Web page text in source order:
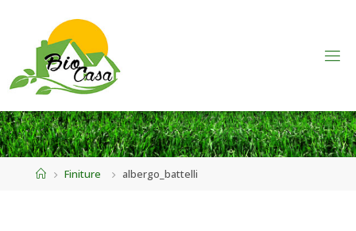
HomeFiniture albergo_battelli